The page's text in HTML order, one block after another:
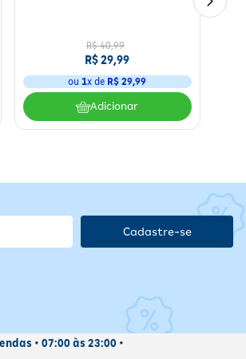
e conforto.
R$ 40,99
R$29,99
ou1x de R$ 29,99
Adicionar
Cadastre-se
• 07:00 às 23:00 •